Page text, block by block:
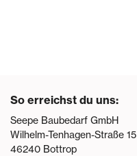
So erreichst du uns:
Seepe Baubedarf GmbH
Wilhelm-Tenhagen-Straße 15
46240 Bottrop